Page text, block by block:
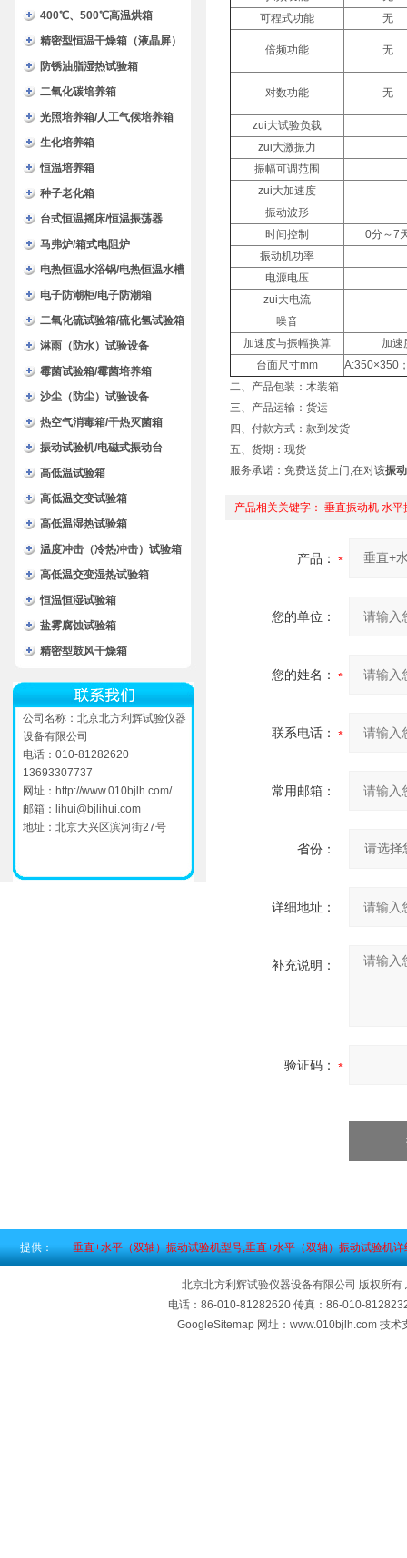
400℃、500℃高温烘箱
精密型恒温干燥箱（液晶屏）
防锈油脂湿热试验箱
二氧化碳培养箱
光照培养箱/人工气候培养箱
生化培养箱
恒温培养箱
种子老化箱
台式恒温摇床/恒温振荡器
马弗炉/箱式电阻炉
电热恒温水浴锅/电热恒温水槽
电子防潮柜/电子防潮箱
二氧化硫试验箱/硫化氢试验箱
淋雨（防水）试验设备
霉菌试验箱/霉菌培养箱
沙尘（防尘）试验设备
热空气消毒箱/干热灭菌箱
振动试验机/电磁式振动台
高低温试验箱
高低温交变试验箱
高低温湿热试验箱
温度冲击（冷热冲击）试验箱
高低温交变湿热试验箱
恒温恒湿试验箱
盐雾腐蚀试验箱
精密型鼓风干燥箱
公司名称：北京北方利辉试验仪器
设备有限公司
电话：010-81282620
13693307737
网址： http://www.010bjlh.com/
邮箱： lihui@bjlihui.com
地址：北京大兴区滨河街27号
可程式功能
无
倍频功能 无
对数功能 无
zui大试验负载
zui大激振力
振幅可调范围
zui大加速度
振动波形
时间控制
0分～7
振动机功率
电源电压
zui大电流
噪音
加速度与振幅换算
加速
台面尺寸mm
A:350×350
二、产品包装：木装箱
三、产品运输：货运
四、付款方式：款到发货
五、货期：现货
服务承诺：免费送货上门,在对该振
产品相关关键字： 垂直振动机 水平
产品：
您的单位：
您的姓名：
联系电话：
常用邮箱：
省份：
详细地址：
补充说明：
验证码：
提供： 垂直+水平（双轴）振动试验机型号,垂直+水平（双轴）振动试验机详
北京北方利辉试验仪器设备有限公司 版权所有
电话：86-010-81282620 传真：86-010-
GoogleSitemap 网址：www.010bjlh.com 技